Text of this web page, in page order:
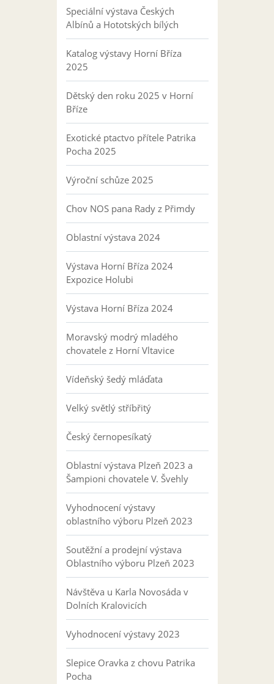
Speciální výstava Českých
Albínů a Hototských bílých
Katalog výstavy Horní Bříza
2025
Dětský den roku 2025 v Horní
Bříze
Exotické ptactvo přítele Patrika
Pocha 2025
Výroční schůze 2025
Chov NOS pana Rady z Přimdy
Oblastní výstava 2024
Výstava Horní Bříza 2024
Expozice Holubi
Výstava Horní Bříza 2024
Moravský modrý mladého
chovatele z Horní Vltavice
Vídeňský šedý mláďata
Velký světlý stříbřitý
Český černopesíkatý
Oblastní výstava Plzeň 2023 a
Šampioni chovatele V. Švehly
Vyhodnocení výstavy
oblastního výboru Plzeň 2023
Soutěžní a prodejní výstava
Oblastního výboru Plzeň 2023
Návštěva u Karla Novosáda v
Dolních Kralovicích
Vyhodnocení výstavy 2023
Slepice Oravka z chovu Patrika
Pocha